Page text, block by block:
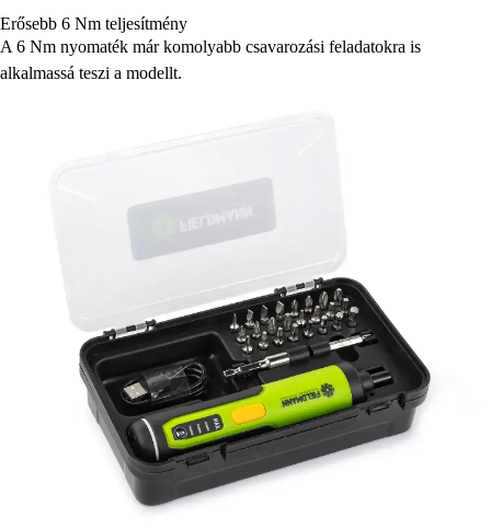
Erősebb 6 Nm teljesítmény
A 6 Nm nyomaték már komolyabb csavarozási feladatokra is
alkalmassá teszi a modellt.